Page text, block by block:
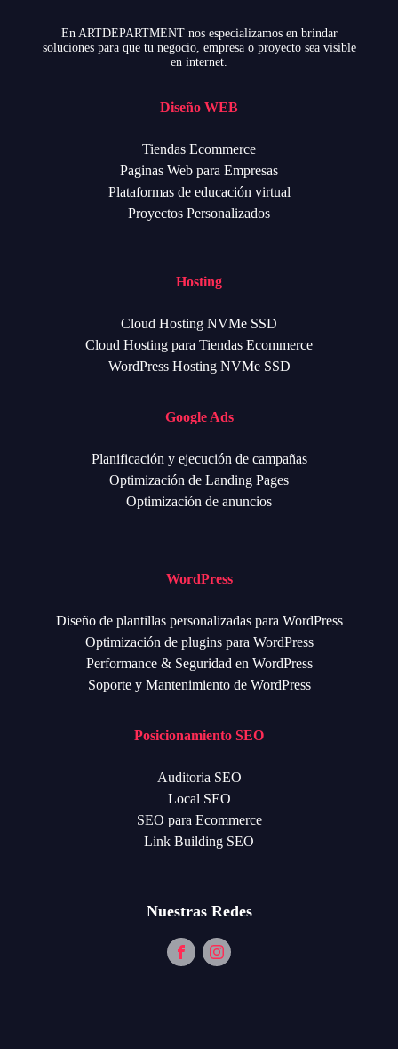
En ARTDEPARTMENT nos especializamos en brindar
soluciones para que tu negocio, empresa o proyecto sea visible
en internet.
Diseño WEB
Tiendas Ecommerce
Paginas Web para Empresas
Plataformas de educación virtual
Proyectos Personalizados
Hosting
Cloud Hosting NVMe SSD
Cloud Hosting para Tiendas Ecommerce
WordPress Hosting NVMe SSD
Google Ads
Planificación y ejecución de campañas
Optimización de Landing Pages
Optimización de anuncios
WordPress
Diseño de plantillas personalizadas para WordPress
Optimización de plugins para WordPress
Performance & Seguridad en WordPress
Soporte y Mantenimiento de WordPress
Posicionamiento SEO
Auditoria SEO
Local SEO
SEO para Ecommerce
Link Building SEO
Nuestras Redes